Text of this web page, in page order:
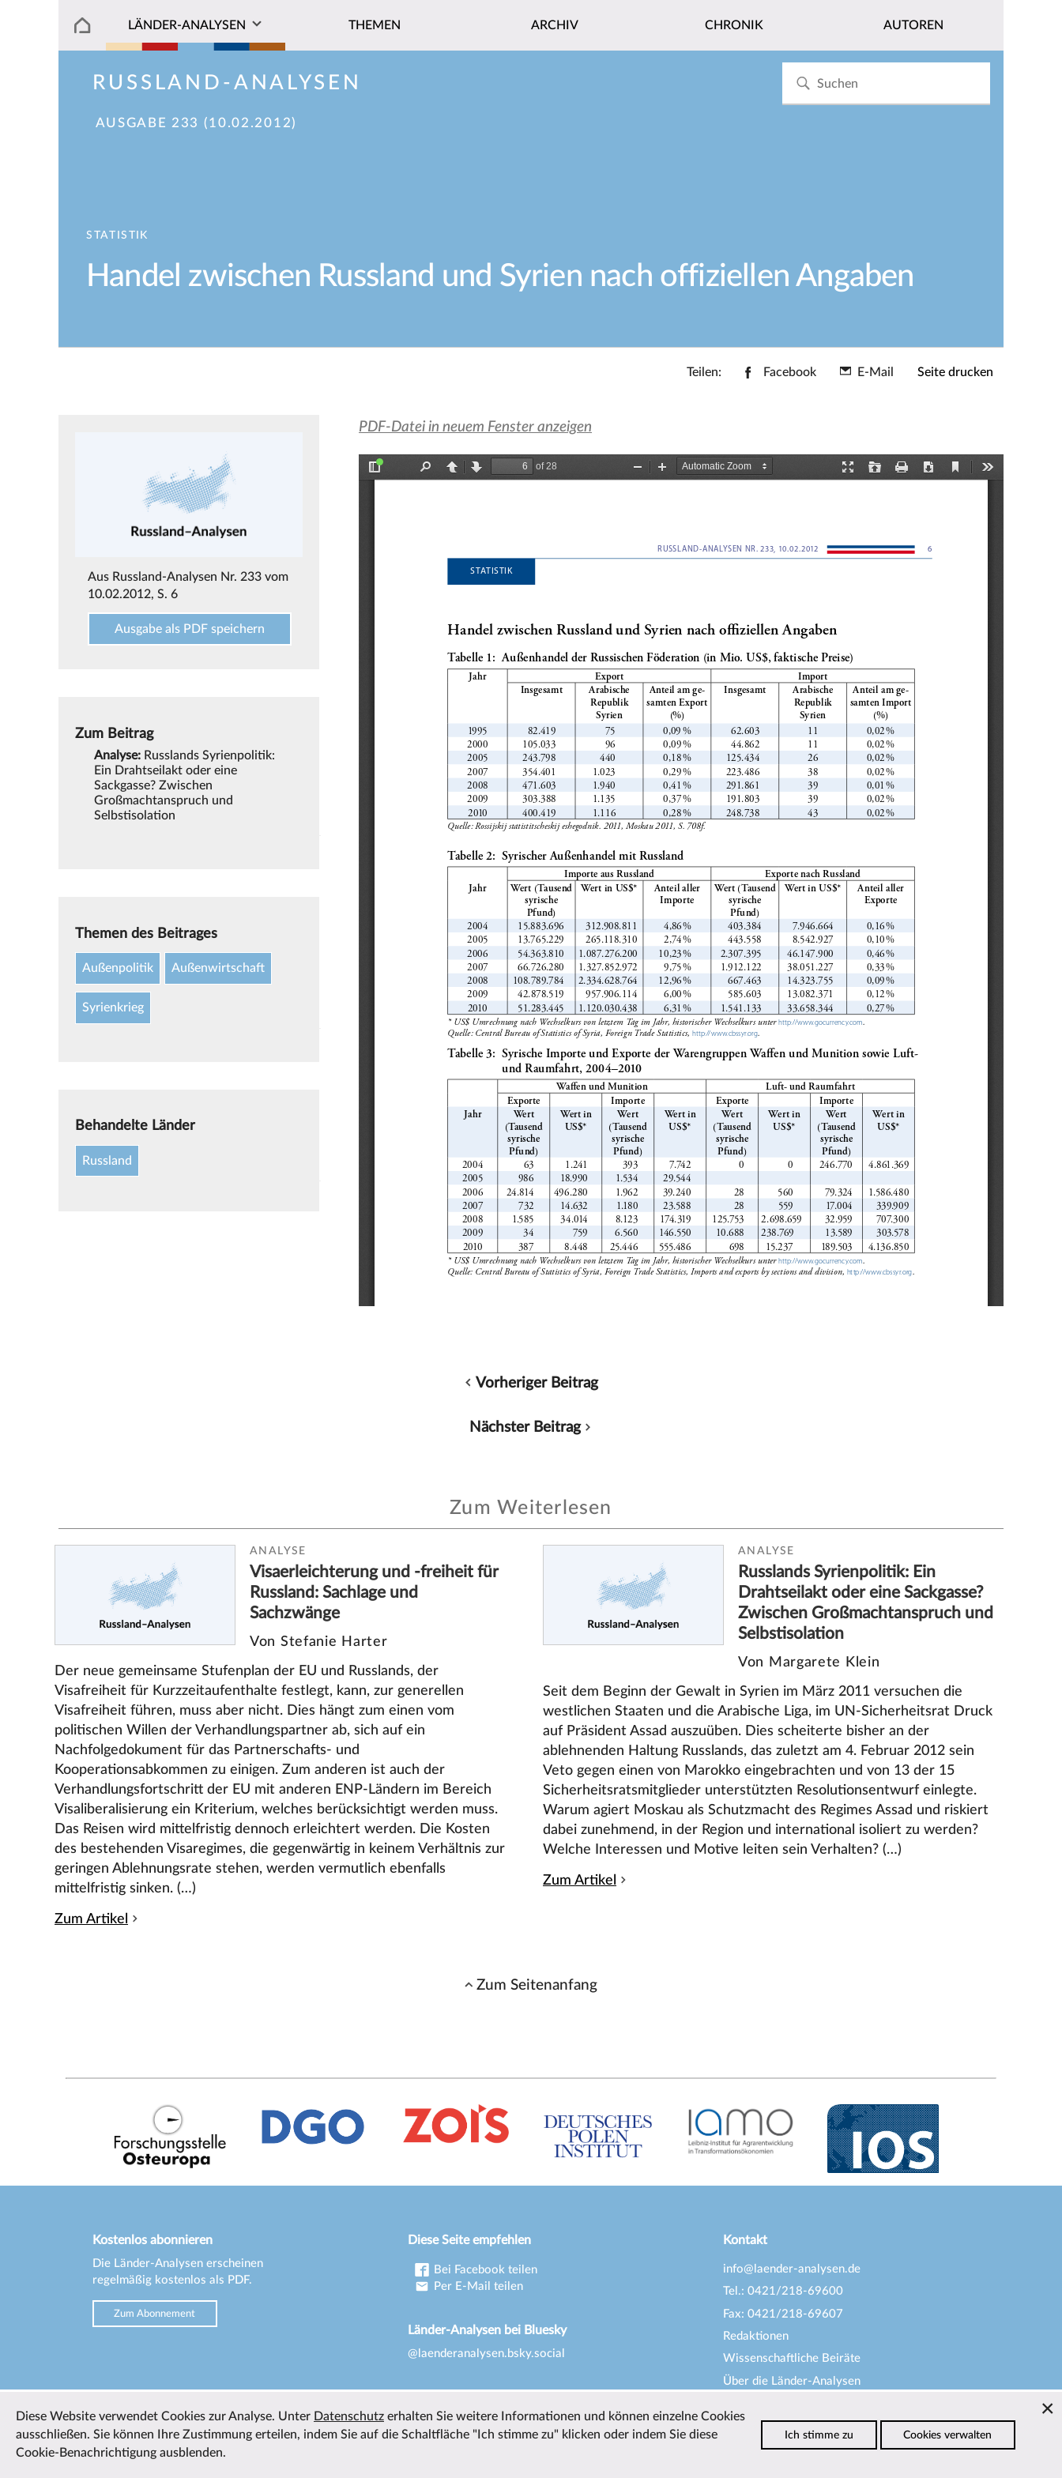
LÄNDER-ANALYSEN THEMEN ARCHIV CHRONIK AUTOREN
RUSSLAND-ANALYSEN
AUSGABE 233 (10.02.2012)
STATISTIK
Handel zwischen Russland und Syrien nach offiziellen Angaben
Teilen: Facebook E-Mail Seite drucken
Aus Russland-Analysen Nr. 233 vom
10.02.2012, S. 6
Ausgabe als PDF speichern
Zum Beitrag
Analyse: Russlands Syrienpolitik:
Ein Drahtseilakt oder eine
Sackgasse? Zwischen
Großmachtanspruch und
Selbstisolation
Themen des Beitrages
Außenpolitik Außenwirtschaft
Syrienkrieg
Behandelte Länder
Russland
PDF-Datei in neuem Fenster anzeigen
Vorheriger Beitrag
Nächster Beitrag
Zum Weiterlesen
ANALYSE
Visaerleichterung und -freiheit für
Russland: Sachlage und
Sachzwänge
Von Stefanie Harter
Der neue gemeinsame Stufenplan der EU und Russlands, der
Visafreiheit für Kurzzeitaufenthalte festlegt, kann, zur generellen
Visafreiheit führen, muss aber nicht. Dies hängt zum einen vom
politischen Willen der Verhandlungspartner ab, sich auf ein
Nachfolgedokument für das Partnerschafts- und
Kooperationsabkommen zu einigen. Zum anderen ist auch der
Verhandlungsfortschritt der EU mit anderen ENP-Ländern im Bereich
Visaliberalisierung ein Kriterium, welches berücksichtigt werden muss.
Das Reisen wird mittelfristig dennoch erleichtert werden. Die Kosten
des bestehenden Visaregimes, die gegenwärtig in keinem Verhältnis zur
geringen Ablehnungsrate stehen, werden vermutlich ebenfalls
mittelfristig sinken. (…)
Zum Artikel
ANALYSE
Russlands Syrienpolitik: Ein
Drahtseilakt oder eine Sackgasse?
Zwischen Großmachtanspruch und
Selbstisolation
Von Margarete Klein
Seit dem Beginn der Gewalt in Syrien im März 2011 versuchen die
westlichen Staaten und die Arabische Liga, im UN-Sicherheitsrat Druck
auf Präsident Assad auszuüben. Dies scheiterte bisher an der
ablehnenden Haltung Russlands, das zuletzt am 4. Februar 2012 sein
Veto gegen einen von Marokko eingebrachten und von 13 der 15
Sicherheitsratsmitglieder unterstützten Resolutionsentwurf einlegte.
Warum agiert Moskau als Schutzmacht des Regimes Assad und riskiert
dabei zunehmend, in der Region und international isoliert zu werden?
Welche Interessen und Motive leiten sein Verhalten? (…)
Zum Artikel
Zum Seitenanfang
Kostenlos abonnieren
Die Länder-Analysen erscheinen
regelmäßig kostenlos als PDF.
Zum Abonnement
Diese Seite empfehlen
Bei Facebook teilen
Per E-Mail teilen
Länder-Analysen bei Bluesky
@laenderanalysen.bsky.social
Kontakt
info@laender-analysen.de
Tel.: 0421/218-69600
Fax: 0421/218-69607
Redaktionen
Wissenschaftliche Beiräte
Über die Länder-Analysen
Barrierefreiheit
Diese Website verwendet Cookies zur Analyse. Unter Datenschutz erhalten Sie weitere Informationen und können einzelne Cookies
ausschließen. Sie können Ihre Zustimmung erteilen, indem Sie auf die Schaltfläche "Ich stimme zu" klicken oder indem Sie diese
Cookie-Benachrichtigung ausblenden.
Ich stimme zu Cookies verwalten